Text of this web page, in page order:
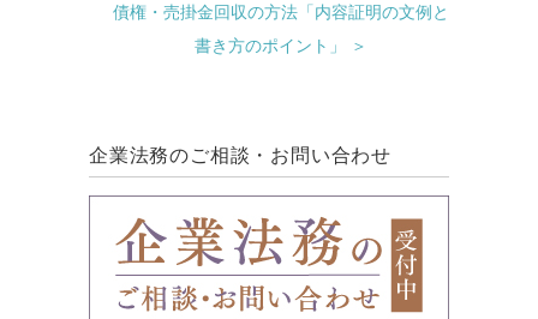
債権・売掛金回収の方法「内容証明の文例と
書き方のポイント」 ＞
企業法務のご相談・お問い合わせ